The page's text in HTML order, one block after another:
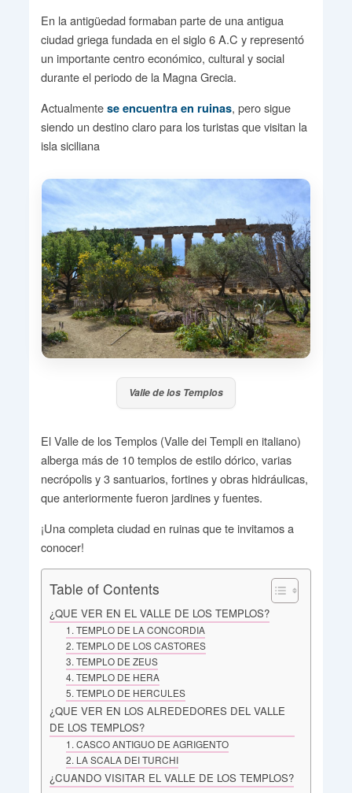
En la antigüedad formaban parte de una antigua
ciudad griega fundada en el siglo 6 A.C y representó
un importante centro económico, cultural y social
durante el periodo de la Magna Grecia.
Actualmente se encuentra en ruinas, pero sigue
siendo un destino claro para los turistas que visitan la
isla siciliana
Valle de los Templos
El Valle de los Templos (Valle dei Templi en italiano)
alberga más de 10 templos de estilo dórico, varias
necrópolis y 3 santuarios, fortines y obras hidráulicas,
que anteriormente fueron jardines y fuentes.
¡Una completa ciudad en ruinas que te invitamos a
conocer!
Table of Contents
¿QUE VER EN EL VALLE DE LOS TEMPLOS?
1. TEMPLO DE LA CONCORDIA
2. TEMPLO DE LOS CASTORES
3. TEMPLO DE ZEUS
4. TEMPLO DE HERA
5. TEMPLO DE HERCULES
¿QUE VER EN LOS ALREDEDORES DEL VALLE
DE LOS TEMPLOS?
1. CASCO ANTIGUO DE AGRIGENTO
2. LA SCALA DEI TURCHI
¿CUANDO VISITAR EL VALLE DE LOS TEMPLOS?